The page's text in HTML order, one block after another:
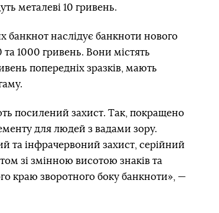
металеві 10 гривень.
наслідує банкноти нового
1000 гривень. Вони містять
попередніх зразків, мають
посилений захист. Так, покращено
для людей з вадами зору.
та інфрачервоний захист, серійний
зі змінною висотою знаків та
краю зворотного боку банкноти», —